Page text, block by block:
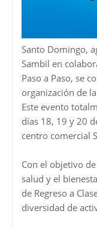
Santo Domingo,
Sambil en
Paso a Paso, se
organización de
Este evento
días 18, 19 y 20
centro comercial
Con el objetivo
salud y el
de Regreso a
diversidad de